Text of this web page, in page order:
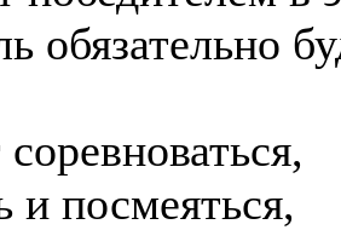
обязательно
посмеяться,